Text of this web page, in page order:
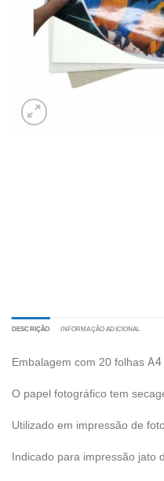
DESCRIÇÃO INFORMAÇÃO ADICIONAL
Embalagem com 20 folhas A4
O papel fotográfico tem
Utilizado em impressão de
Indicado para impressão jato